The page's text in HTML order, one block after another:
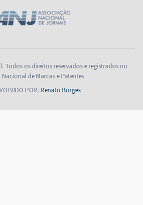
Todos os direitos reservados e registrados no
de Marcas e Patentes
POR: Renato Borges